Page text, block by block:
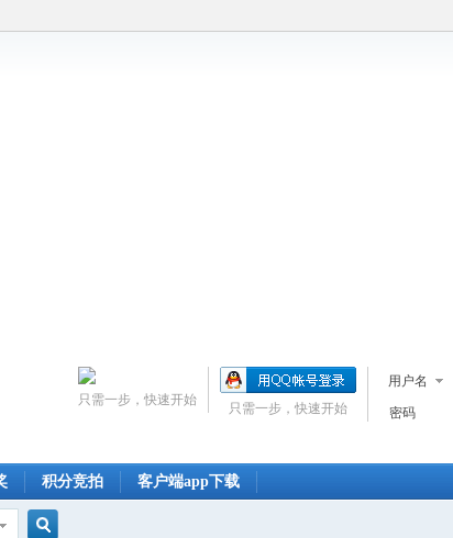
用户名
密码
只需一步，快速开始
只需一步，快速开始
积分竞拍 客户端app下载